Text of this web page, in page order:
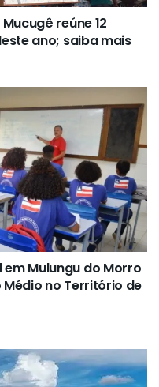
reúne 12
ano; saiba mais
Mulungu do Morro
no Território de